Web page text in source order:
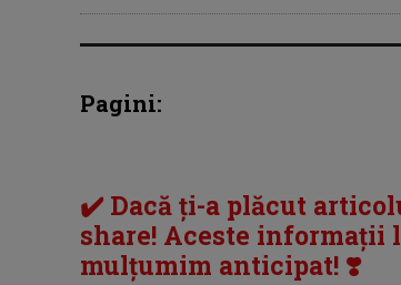
Pagini:
✔️ Dacă ți-a plăcut
share! Aceste informații
mulțumim anticipat! ❣️